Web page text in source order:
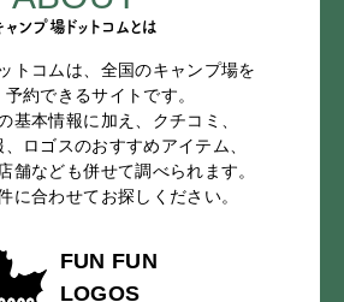
ャンプ場ドットコムとは
トコムは、全国のキャンプ場を
予約できるサイトです。
基本情報に加え、クチコミ、
ロゴスのおすすめアイテム、
舗なども併せて調べられます。
に合わせてお探しください。
FUN FUN
LOGOS